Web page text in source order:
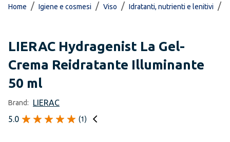
Home / Igiene e cosmesi / Viso / Idratanti, nutrienti e lenitivi /
LIERAC Hydragenist La Gel-
Crema Reidratante Illuminante
50 ml
Brand:
LIERAC
5.0
(1)